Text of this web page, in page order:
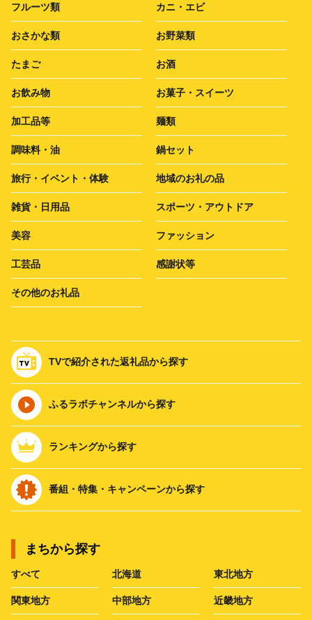
フルーツ類 カニ・エビ
おさかな類 お野菜類
たまご お酒
お飲み物 お菓子・スイーツ
加工品等 麺類
調味料・油 鍋セット
旅行・イベント・体験 地域のお礼の品
雑貨・日用品 スポーツ・アウトドア
美容 ファッション
工芸品 感謝状等
その他のお礼品
TVで紹介された返礼品から探す
ふるラボチャンネルから探す
ランキングから探す
番組・特集・キャンペーンから探す
まちから探す
すべて 北海道 東北地方
関東地方 中部地方 近畿地方